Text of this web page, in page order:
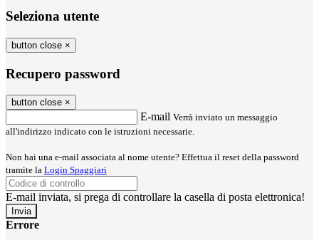
Seleziona utente
button close ×
Recupero password
button close ×
E-mail Verrà inviato un messaggio
all'indirizzo indicato con le istruzioni necessarie.
Non hai una e-mail associata al nome utente? Effettua il reset della password
tramite la Login Spaggiari
E-mail inviata, si prega di controllare la casella di posta elettronica!
Errore